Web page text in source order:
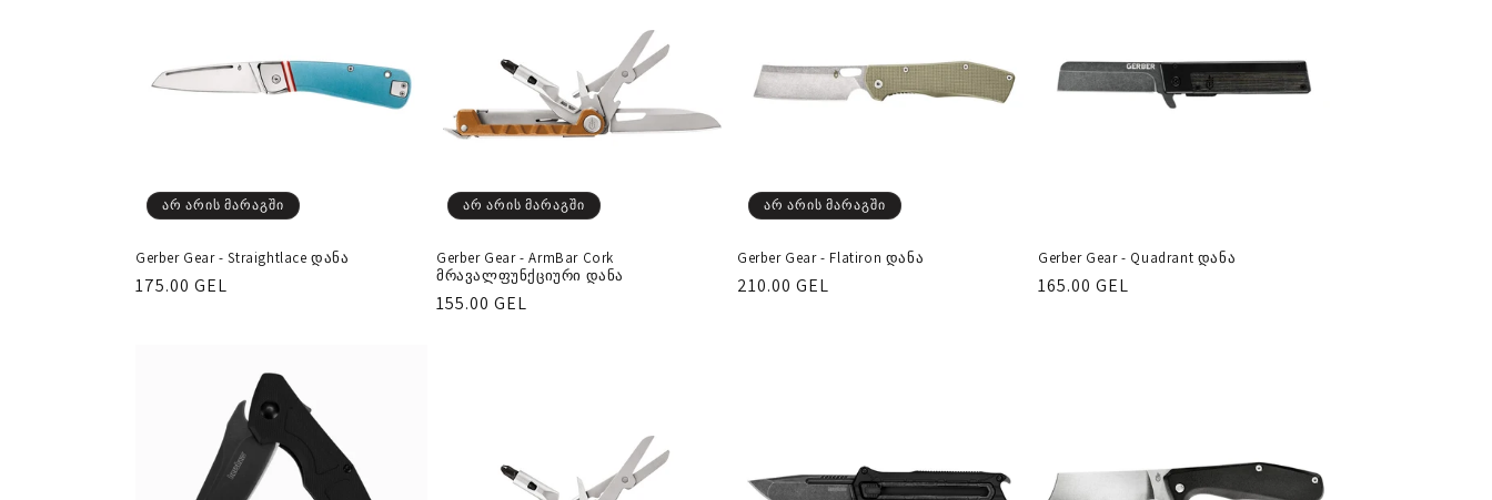
ც
ა
:
არ არის მარაგში
Gerber Gear - Straightlace დანა
რეგულარული
175.00 GEL
არ არის მარაგში
Gerber Gear - ArmBar Cork
მრავალფუნქციური დანა
რეგულარული
155.00 GEL
არ არის მარაგში
Gerber Gear - Flatiron დანა
რეგულარული
210.00 GEL
Gerber Gear - Quadrant დანა
რეგულარული
165.00 GEL